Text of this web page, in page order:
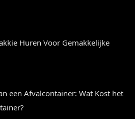
Huren Voor Gemakkelijke
een Afvalcontainer: Wat Kost het